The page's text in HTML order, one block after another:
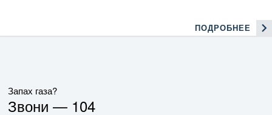
ПОДРОБНЕЕ
Запах газа?
Звони — 104